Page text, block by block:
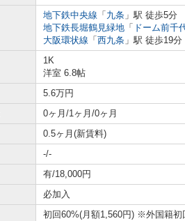
地下鉄中央線 「 九条 」駅 徒歩5分
地下鉄長堀鶴見緑地 「 ドーム前千
大阪環状線 「 西九条 」駅 徒歩19分
1K
洋室 6.8帖
5.6万円
0ヶ月/1ヶ月/0ヶ月
0.5ヶ月(新賃料)
-/-
有/18,000円
必加入
初回60%(月額1,560円) ※外国籍初